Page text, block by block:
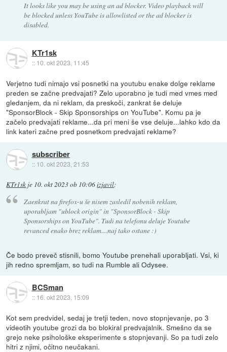
It looks like you may be using an ad blocker. Video playback will
be blocked unless YouTube is allowlisted or the ad blocker is
disabled.
KTr1sk
:: 10. okt 2023, 11:45
Verjetno tudi nimajo vsi posnetki na youtubu enake dolge reklame
preden se začne predvajati? Zelo uporabno je tudi med vmes med
gledanjem, da ni reklam, da preskoči, zankrat še deluje
"SponsorBlock - Skip Sponsorships on YouTube". Komu pa je
začelo predvajati reklame...da pri meni še vse deluje...lahko kdo da
link kateri začne pred posnetkom predvajati reklame?
subscriber
:: 10. okt 2023, 21:53
KTr1sk je 10. okt 2023 ob 10:06izjavil:
Zaenkrat na firefox-u še nisem zasledil nobenih reklam,
uporabljam "ublock origin" in "SponsorBlock - Skip
Sponsorships on YouTube". Tudi na telefonu deluje Youtube
revanced enako brez reklam....naj tako ostane :)
Če bodo preveč stisnili, bomo Youtube prenehali uporabljati. Vsi, ki
jih redno spremljam, so tudi na Rumble ali Odysee.
BCSman
:: 16. okt 2023, 15:09
Kot sem predvidel, sedaj je tretji teden, novo stopnjevanje, po 3
videotih youtube grozi da bo blokiral predvajalnik. Smešno da se
grejo neke psihološke eksperimente s stopnjevanji. So pa tudi zelo
hitri z njimi, očitno neučakani.